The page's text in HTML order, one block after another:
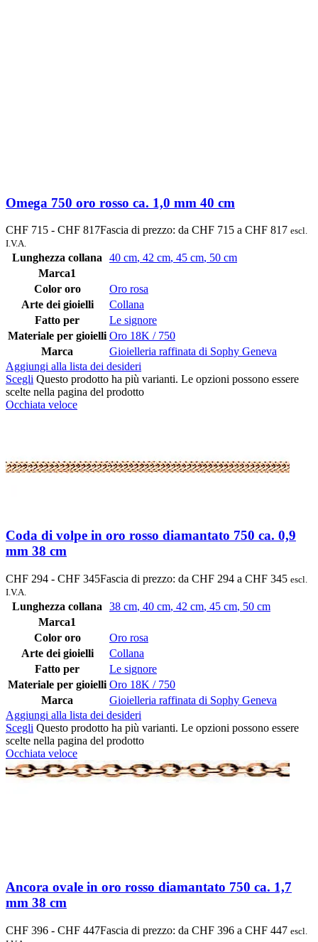
Omega 750 oro rosso ca. 1,0 mm 40 cm
CHF 715 - CHF 817Fascia di prezzo: da CHF 715 a CHF 817 escl.
I.V.A.
Lunghezza collana 40 cm, 42 cm, 45 cm, 50 cm
Marca1
Color oro
Oro rosa
Arte dei gioielli
Collana
Fatto per
Le signore
Materiale per gioielli Oro 18K / 750
Marca
Gioielleria raffinata di Sophy Geneva
Aggiungi alla lista dei desideri
Scegli Questo prodotto ha più varianti. Le opzioni possono essere
scelte nella pagina del prodotto
Occhiata veloce
Coda di volpe in oro rosso diamantato 750 ca. 0,9
mm 38 cm
CHF 294 - CHF 345Fascia di prezzo: da CHF 294 a CHF 345 escl.
I.V.A.
Lunghezza collana 38 cm, 40 cm, 42 cm, 45 cm, 50 cm
Marca1
Color oro
Oro rosa
Arte dei gioielli
Collana
Fatto per
Le signore
Materiale per gioielli Oro 18K / 750
Marca
Gioielleria raffinata di Sophy Geneva
Aggiungi alla lista dei desideri
Scegli Questo prodotto ha più varianti. Le opzioni possono essere
scelte nella pagina del prodotto
Occhiata veloce
Ancora ovale in oro rosso diamantato 750 ca. 1,7
mm 38 cm
CHF 396 - CHF 447Fascia di prezzo: da CHF 396 a CHF 447 escl.